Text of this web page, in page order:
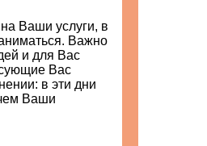
Ваши услуги, в
Важно
и для Вас
Вас
в эти дни
Ваши